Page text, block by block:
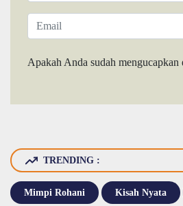
Apakah Anda sudah mengucapkan
TRENDING :
Mimpi Rohani Kisah Nyata